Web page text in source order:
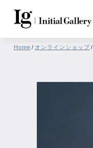
Home / オンラインショップ/